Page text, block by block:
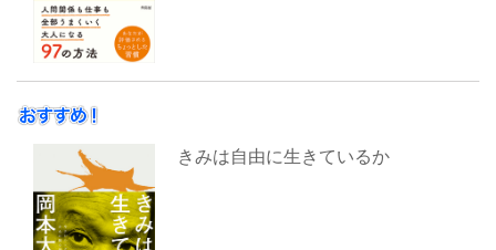
きみは自由に生きているか